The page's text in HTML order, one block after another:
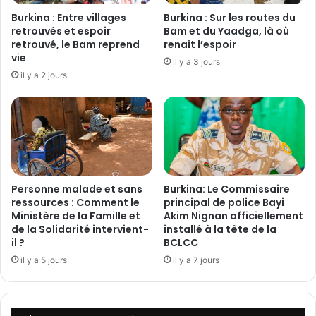
r
c
e
t
l
e
u
r
c
o
o
p
é
r
a
i
o
x
d
e
m
a
f
r
a
t
s
d
é
m
a
n
t
e
l
é
s
Burkina : Entre villages
retrouvés et espoir
retrouvé, le Bam reprend
vie
il y a 2 jours
Burkina : Sur les routes du
Bam et du Yaadga, là où
renaît l’espoir
il y a 3 jours
Personne malade et sans
ressources : Comment le
Ministère de la Famille et
de la Solidarité intervient-
il ?
il y a 5 jours
Burkina: Le Commissaire
principal de police Bayi
Akim Nignan officiellement
installé à la tête de la
BCLCC
il y a 7 jours